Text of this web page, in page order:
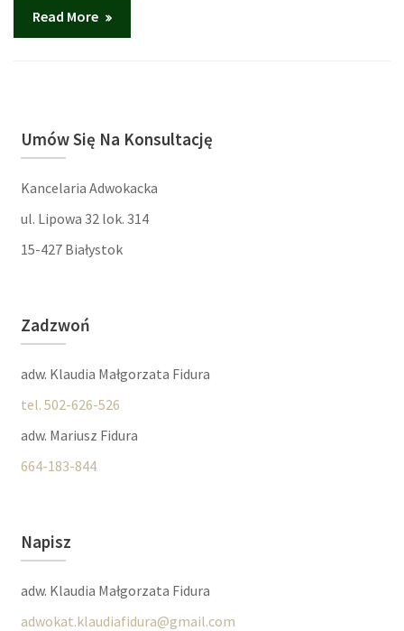
Read More
Umów Się Na Konsultację
Kancelaria Adwokacka
ul. Lipowa 32 lok. 314
15-427 Białystok
Zadzwoń
adw. Klaudia Małgorzata Fidura
tel. 502-626-526
adw. Mariusz Fidura
664-183-844
Napisz
adw. Klaudia Małgorzata Fidura
adwokat.klaudiafidura@gmail.com